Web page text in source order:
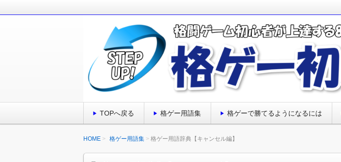
格闘ゲーム初心者が上達する8のステップ
格闘ゲーム初心者でなかなか上達できない方のためのサイトです♪
TOPへ戻る 格ゲー用語集 格ゲーで勝てるようになるには
HOME 格ゲー用語集 格ゲー用語辞典【キャンセル編】